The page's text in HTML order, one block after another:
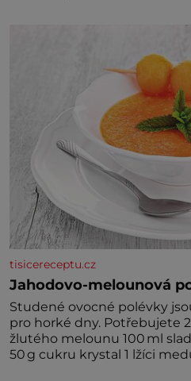
tisicereceptu.cz
Jahodovo-melounová
Studené ovocné polévky
pro horké dny. Potřebujete 200 g jahod 600 g
žlutého melounu 100 ml
50 g cukru krystal 1 lžíci